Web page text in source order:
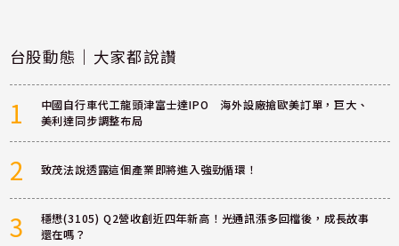
台股動態｜大家都說讚
1
中國自行車代工龍頭津富士達IPO 海外設廠搶歐美訂單，巨大、
美利達同步調整布局
2 致茂法說透露這個產業即將進入強勁循環！
3
穩懋(3105) Q2營收創近四年新高！光通訊漲多回檔後，成長故事
還在嗎？